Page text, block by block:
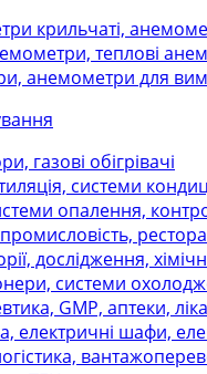
крильчаті,
теплові
анемометри для
газові обігрівачі
системи
опалення,
дослідження,
системи
GMP, аптеки,
електричні шафи,